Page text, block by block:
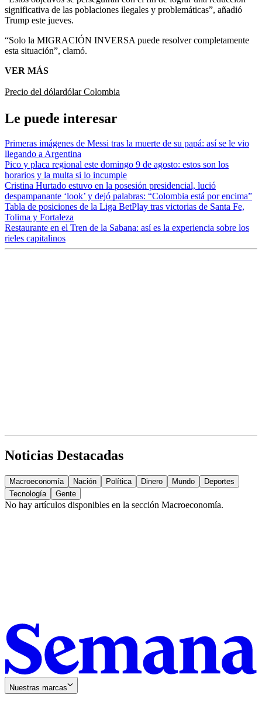
significativa de las poblaciones ilegales y problemáticas”, añadió
Trump este jueves.
“Solo la MIGRACIÓN INVERSA puede resolver completamente
esta situación”, clamó.
VER MÁS
Precio del dólardólar Colombia
Le puede interesar
Primeras imágenes de Messi tras la muerte de su papá: así se le vio
llegando a Argentina
Pico y placa regional este domingo 9 de agosto: estos son los
horarios y la multa si lo incumple
Cristina Hurtado estuvo en la posesión presidencial, lució
despampanante ‘look’ y dejó palabras: “Colombia está por encima”
Tabla de posiciones de la Liga BetPlay tras victorias de Santa Fe,
Tolima y Fortaleza
Restaurante en el Tren de la Sabana: así es la experiencia sobre los
rieles capitalinos
Noticias Destacadas
Macroeconomía Nación Política Dinero Mundo
Deportes
Tecnología
Gente
No hay artículos disponibles en la sección Macroeconomía.
Nuestras marcas